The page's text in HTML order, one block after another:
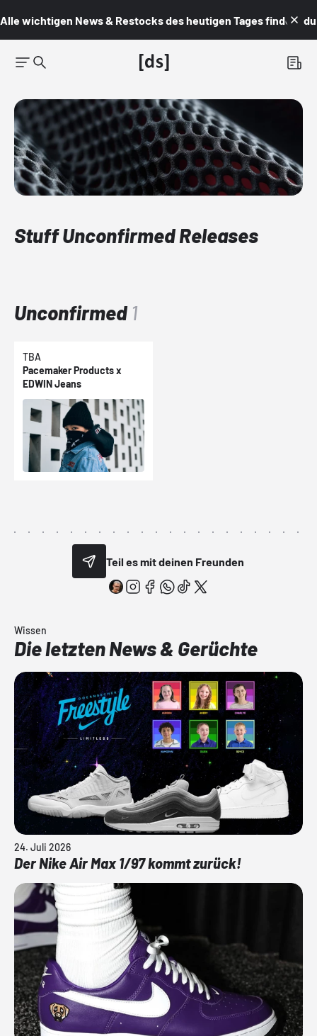
Alle wichtigen News & Restocks des heutigen Tages findest du
Stuff Unconfirmed Releases
Unconfirmed 1
TBA
Pacemaker Products x
EDWIN Jeans
Teil es mit deinen Freunden
Wissen
Die letzten News & Gerüchte
24. Juli 2026
Der Nike Air Max 1/97 kommt zurück!